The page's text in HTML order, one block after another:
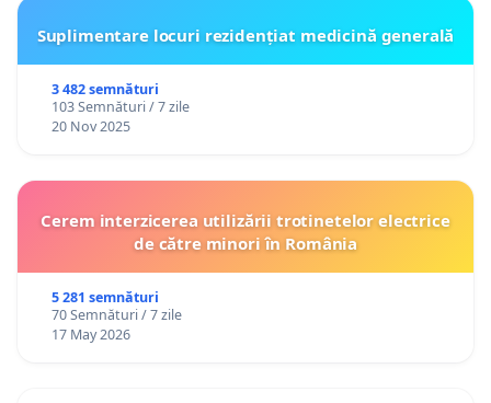
Suplimentare locuri rezidențiat medicină generală
3 482 semnături
103 Semnături / 7 zile
20 Nov 2025
Cerem interzicerea utilizării trotinetelor electrice
de către minori în România
5 281 semnături
70 Semnături / 7 zile
17 May 2026